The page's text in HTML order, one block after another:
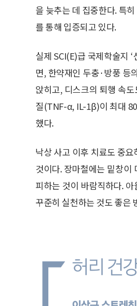
을 늦추는 데 집중한다. 특
를 통해 입증되고 있다.
실제 SCI(E)급 국제학술지
면, 한약재인 두충·방풍 등
앉히고, 디스크의 퇴행 속
질(TNF-α, IL-1β)이 최대
했다.
낙상 사고 이후 치료도 중
것이다. 장마철에는 밑창이
피하는 것이 바람직하다.
꾸준히 실천하는 것도 좋은